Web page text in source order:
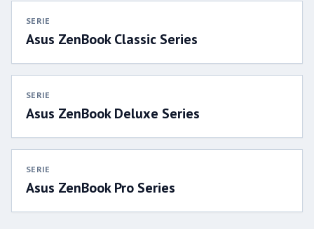
SERIE
Asus ZenBook Classic Series
SERIE
Asus ZenBook Deluxe Series
SERIE
Asus ZenBook Pro Series